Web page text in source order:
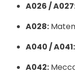
A026 /
A028:
A040 / A041:
A042: